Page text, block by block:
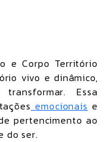
e Corpo Território
vivo e dinâmico,
Essa
emocionais e
pertencimento ao
do ser.